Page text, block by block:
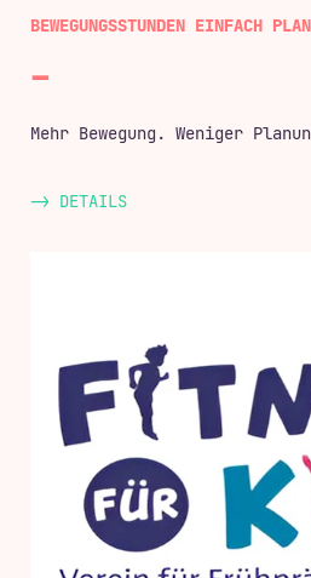
BEWEGUNGSSTUNDEN EINFACH
Mehr Bewegung. Weniger
-> DETAILS